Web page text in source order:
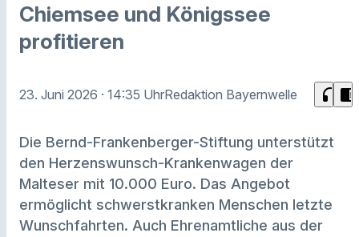
Chiemsee und Königssee
profitieren
23. Juni 2026 · 14:35 UhrRedaktion Bayernwelle headphones chrome_reader_mode
Die Bernd-Frankenberger-Stiftung unterstützt
den Herzenswunsch-Krankenwagen der
Malteser mit 10.000 Euro. Das Angebot
ermöglicht schwerstkranken Menschen letzte
Wunschfahrten. Auch Ehrenamtliche aus der